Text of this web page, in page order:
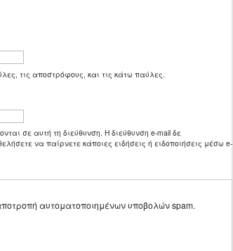
τις αποστρόφους, και τις κάτω παύλες.
σε αυτή τη διεύθυνση. Η διεύθυνση e-mail δε
να παίρνετε κάποιες ειδήσεις ή ειδοποιήσεις μέσω e-
αυτοματοποιημένων υποβολών spam.